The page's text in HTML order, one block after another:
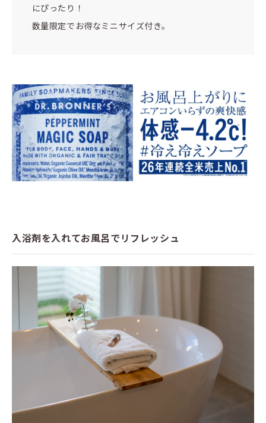
にぴったり！
数量限定でお得なミニサイズ付き。
入浴剤を入れてお風呂でリフレッシュ